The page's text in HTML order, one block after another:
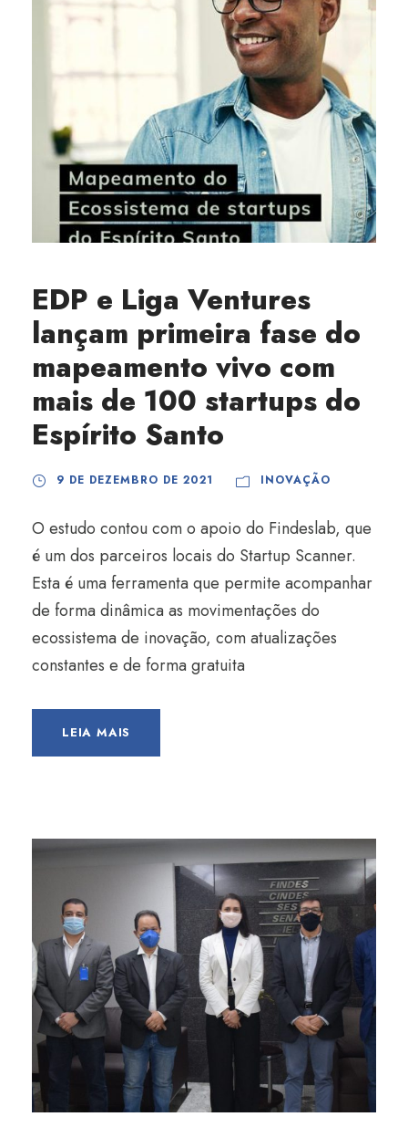
EDP e Liga Ventures
lançam primeira fase do
mapeamento vivo com
mais de 100 startups do
Espírito Santo
9 DE DEZEMBRO DE 2021 INOVAÇÃO
O estudo contou com o apoio do Findeslab, que
é um dos parceiros locais do Startup Scanner.
Esta é uma ferramenta que permite acompanhar
de forma dinâmica as movimentações do
ecossistema de inovação, com atualizações
constantes e de forma gratuita
LEIA MAIS